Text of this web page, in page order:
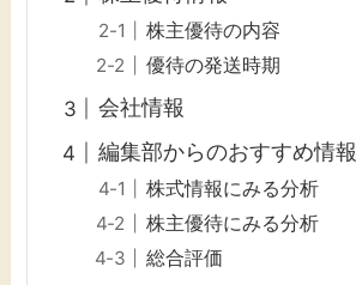
株主優待の内容
優待の発送時期
会社情報
編集部からのおすすめ情報
株式情報にみる分析
株主優待にみる分析
総合評価